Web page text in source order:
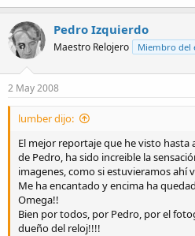
Pedro Izquierdo
Maestro Relojero Miembro del
2 May 2008
lumber dijo:
El mejor reportaje que he visto
de Pedro, ha sido increible la
imagenes, como si estuvieramos ahí
Me ha encantado y encima ha
Omega!!
Bien por todos, por Pedro, por el
dueño del reloj!!!!